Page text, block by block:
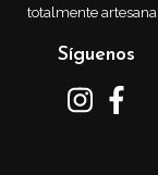
totalmente artesanal.
Síguenos